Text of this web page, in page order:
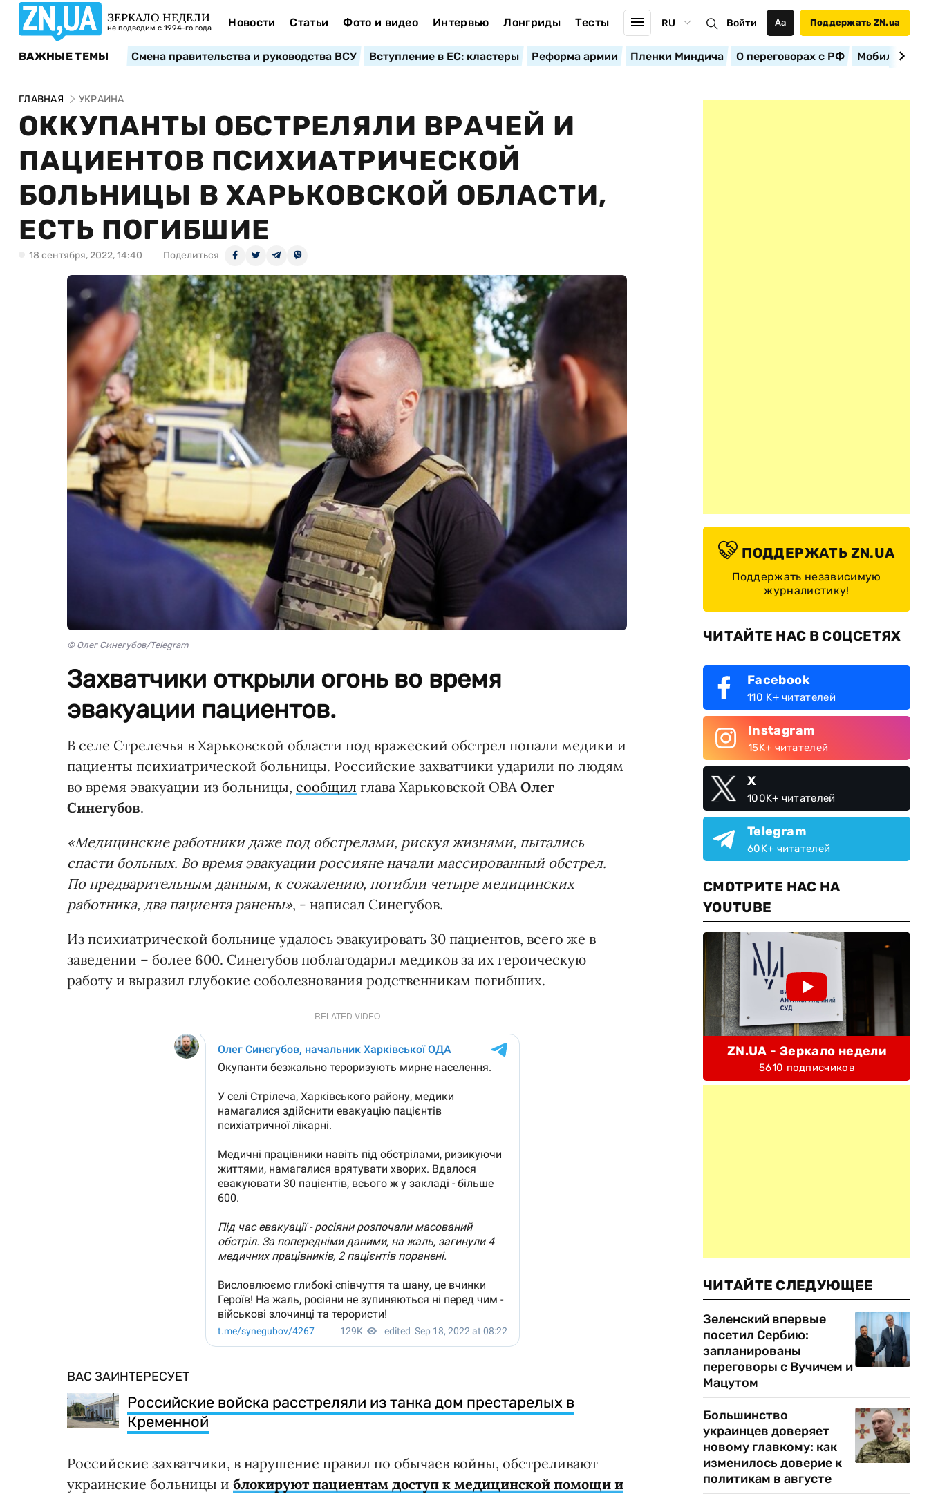
ЗЕРКАЛО НЕДЕЛИ
не подводим с 1994-го года Новости Статьи Фото и видео Интервью Лонгриды Тесты RU Войти Аа Поддержать ZN.ua
ВАЖНЫЕ ТЕМЫ Смена правительства и руководства ВСУ Вступление в ЕС: кластеры Реформа армии Пленки Миндича О переговорах с РФ
ГЛАВНАЯ УКРАИНА
ОККУПАНТЫ ОБСТРЕЛЯЛИ ВРАЧЕЙ И
ПАЦИЕНТОВ ПСИХИАТРИЧЕСКОЙ
БОЛЬНИЦЫ В ХАРЬКОВСКОЙ ОБЛАСТИ,
ЕСТЬ ПОГИБШИЕ
18 сентября, 2022, 14:40 Поделиться
© Олег Синегубов/Telegram
Захватчики открыли огонь во время
эвакуации пациентов.
В селе Стрелечья в Харьковской области под вражеский обстрел попали медики и
пациенты психиатрической больницы. Российские захватчики ударили по людям
во время эвакуации из больницы, сообщил глава Харьковской ОВА Олег
Синегубов.
«Медицинские работники даже под обстрелами, рискуя жизнями, пытались
спасти больных. Во время эвакуации россияне начали массированный обстрел.
По предварительным данным, к сожалению, погибли четыре медицинских
работника, два пациента ранены», - написал Синегубов.
Из психиатрической больнице удалось эвакуировать 30 пациентов, всего же в
заведении – более 600. Синегубов поблагодарил медиков за их героическую
работу и выразил глубокие соболезнования родственникам погибших.
RELATED VIDEO
ВАС ЗАИНТЕРЕСУЕТ
Российские войска расстреляли из танка дом престарелых в
Кременной
Российские захватчики, в нарушение правил по обычаев войны, обстреливают
украинские больницы и блокируют пациентам доступ к медицинской помощи и
ПОДДЕРЖАТЬ ZN.UA
Поддержать независимую
журналистику!
ЧИТАЙТЕ НАС В СОЦСЕТЯХ
Facebook
110 K+ читателей
Instagram
15K+ читателей
X
100K+ читателей
Telegram
60K+ читателей
СМОТРИТЕ НАС НА
YOUTUBE
ZN.UA - Зеркало недели
5610 подписчиков
ЧИТАЙТЕ СЛЕДУЮЩЕЕ
Зеленский впервые
посетил Сербию:
запланированы
переговоры с Вучичем и
Мацутом
Большинство
украинцев доверяет
новому главкому: как
изменилось доверие к
политикам в августе